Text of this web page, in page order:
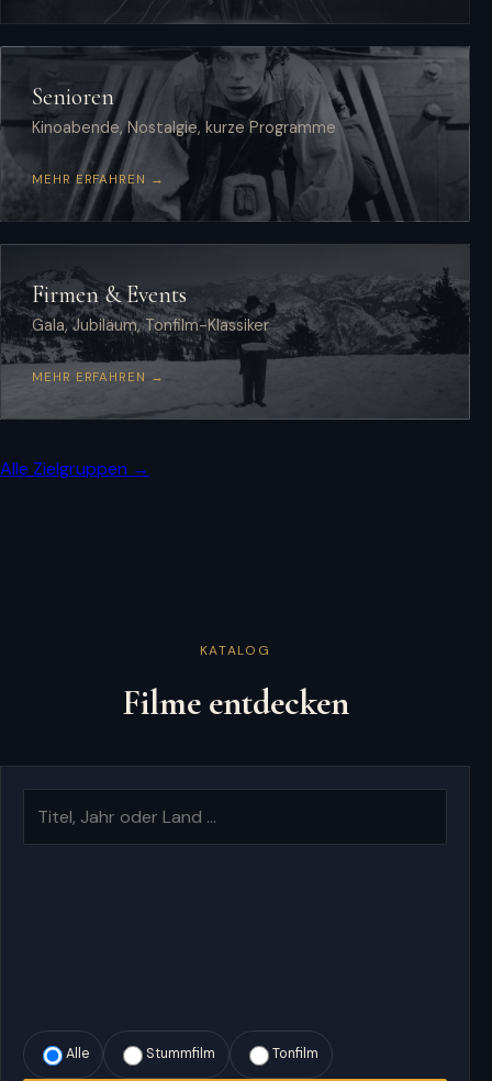
Senioren
Kinoabende, Nostalgie, kurze Programme
MEHR ERFAHREN →
Firmen & Events
Gala, Jubiläum, Tonfilm-Klassiker
MEHR ERFAHREN →
Alle Zielgruppen →
KATALOG
Filme entdecken
Alle Stummfilm Tonfilm